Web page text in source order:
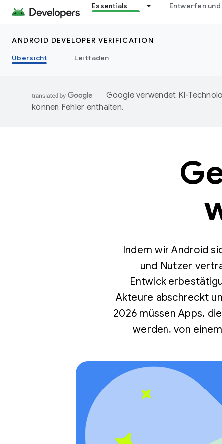
Essentials Entwerfen und
ANDROID DEVELOPER VERIFICATION
Übersicht
Leitfäden
Google verwendet KI-
können Fehler enthalten.
Indem wir Android
und Nutzer
Akteure abschreckt
2026 müssen Apps,
werden, von